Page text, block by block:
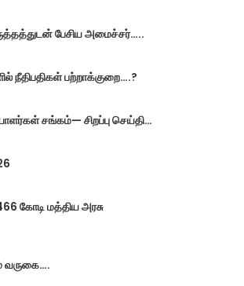
பேசிய அமைச்சர்…..
நீதிபதிகள் பற்றாக்குறை….?
சங்கம்— சிறப்பு செய்தி…
கோடி மத்திய அரசு
வருகை….